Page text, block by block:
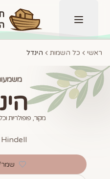
תפריט
ראשי כל השמות הינדל
מקור, פופולריות